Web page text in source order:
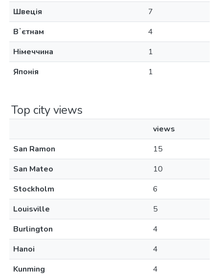
Швеція
7
Вʼєтнам
4
Німеччина
1
Японія
1
Top city views
views
San Ramon
15
San Mateo
10
Stockholm
6
Louisville
5
Burlington
4
Hanoi
4
Kunming
4